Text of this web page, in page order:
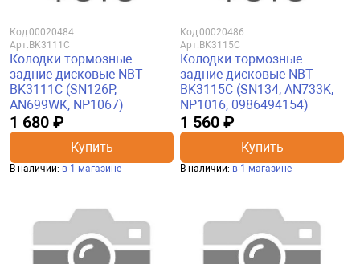
Код00020484
Арт. BK3111C
Колодки тормозные
задние дисковые NBT
BK3111C (SN126P,
AN699WK, NP1067)
1 680 ₽
Купить
В наличии: в 1 магазине
Код00020486
Арт. BK3115C
Колодки тормозные
задние дисковые NBT
BK3115C (SN134, AN733K,
NP1016, 0986494154)
1 560 ₽
Купить
В наличии: в 1 магазине